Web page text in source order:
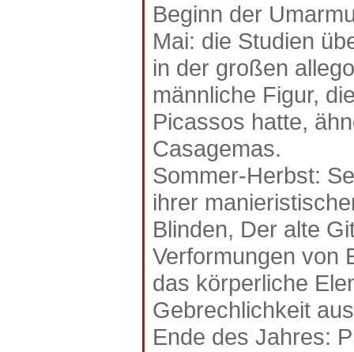
Beginn der
Mai: die Studien
in der großen
männliche Figur,
Picassos hatte,
Casagemas.
Sommer-Herbst:
ihrer
Blinden, Der alte
Verformungen von
das körperliche
Gebrechlichkeit
Ende des Jahres: